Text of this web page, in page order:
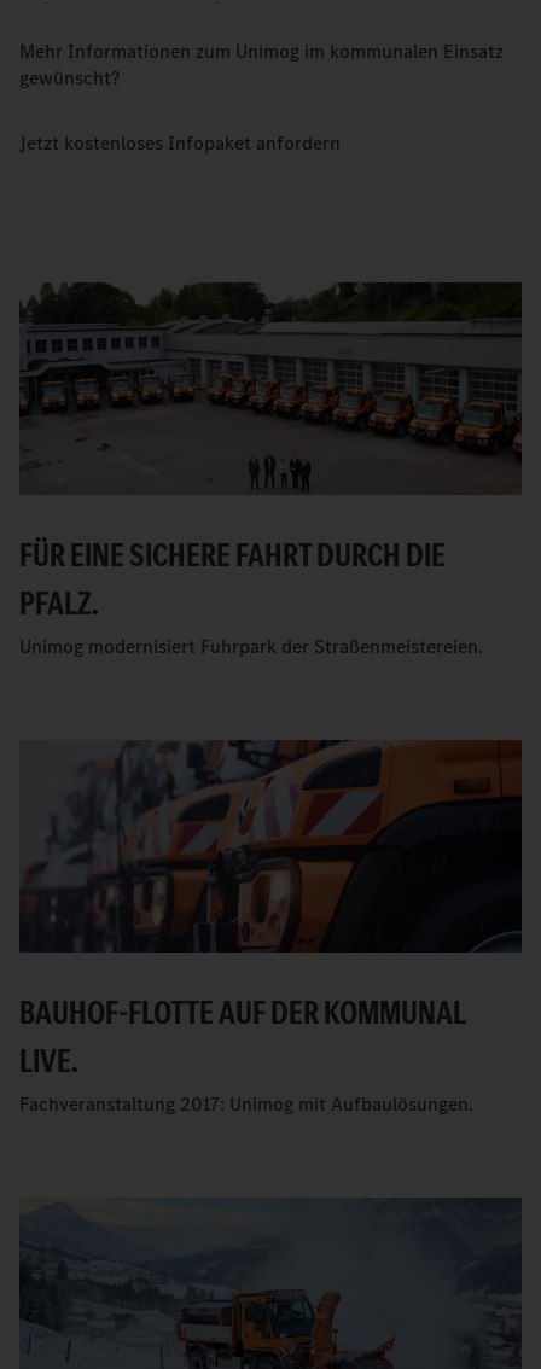
Mehr Informationen zum Unimog im kommunalen Einsatz
gewünscht?
Jetzt kostenloses Infopaket anfordern
FÜR EINE SICHERE FAHRT DURCH DIE
PFALZ.
Unimog modernisiert Fuhrpark der Straßenmeistereien.
BAUHOF-FLOTTE AUF DER KOMMUNAL
LIVE.
Fachveranstaltung 2017: Unimog mit Aufbaulösungen.